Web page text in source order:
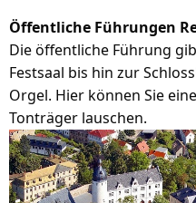
Öffentliche Führungen
Die öffentliche Führung
Festsaal bis hin zur
Orgel. Hier können Sie
Tonträger lauschen.